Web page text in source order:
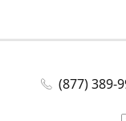
(877) 389-